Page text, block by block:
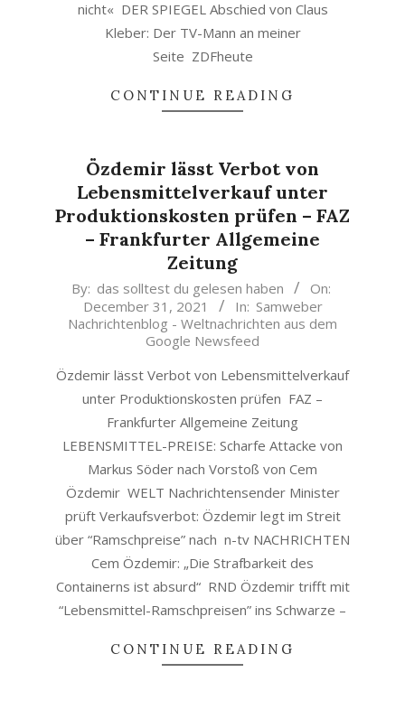
nicht« DER SPIEGEL Abschied von Claus
Kleber: Der TV-Mann an meiner
Seite ZDFheute
CONTINUE READING
Özdemir lässt Verbot von
Lebensmittelverkauf unter
Produktionskosten prüfen – FAZ
– Frankfurter Allgemeine
Zeitung
2021-
31
By: das solltest du gelesen haben
On:
December 31, 2021
In: Samweber
Nachrichtenblog - Weltnachrichten aus dem
Google Newsfeed
Özdemir lässt Verbot von Lebensmittelverkauf
unter Produktionskosten prüfen FAZ –
Frankfurter Allgemeine Zeitung
LEBENSMITTEL-PREISE: Scharfe Attacke von
Markus Söder nach Vorstoß von Cem
Özdemir WELT Nachrichtensender Minister
prüft Verkaufsverbot: Özdemir legt im Streit
über “Ramschpreise” nach n-tv NACHRICHTEN
Cem Özdemir: „Die Strafbarkeit des
Containerns ist absurd“ RND Özdemir trifft mit
“Lebensmittel-Ramschpreisen” ins Schwarze –
CONTINUE READING